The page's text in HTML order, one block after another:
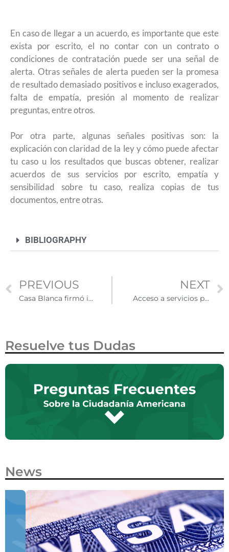
En caso de llegar a un acuerdo, es importante que este
exista por escrito, el no contar con un contrato o
condiciones de contratación puede ser una señal de
alerta. Otras señales de alerta pueden ser la promesa
de resultado demasiado positivos e incluso exagerados,
falta de empatía, presión al momento de realizar
preguntas, entre otros.
Por otra parte, algunas señales positivas son: la
explicación con claridad de la ley y cómo puede afectar
tu caso u los resultados que buscas obtener, realizar
acuerdos de sus servicios por escrito, empatía y
sensibilidad sobre tu caso, realiza copias de tus
documentos, entre otras.
BIBLIOGRAPHY
PREVIOUS
Casa Blanca firmó iniciativa para fomentar la igualdad educativa a través de instituciones al servicio de hispanos
NEXT
Acceso a servicios públicos y beneficios sociales para inmigrantes en Estados Unidos
Resuelve tus Dudas
News